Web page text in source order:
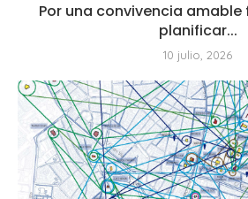
Por una convivencia amable
planificar...
10 julio, 2026